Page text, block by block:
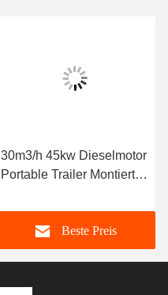
30m3/h 45kw Dieselmotor
Portable Trailer Montierte
Betonübertragungspumpe
Beste Preis